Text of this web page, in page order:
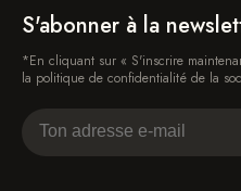
S'abonner à la
*En cliquant sur « S'inscrire
la politique de confidentialité de la